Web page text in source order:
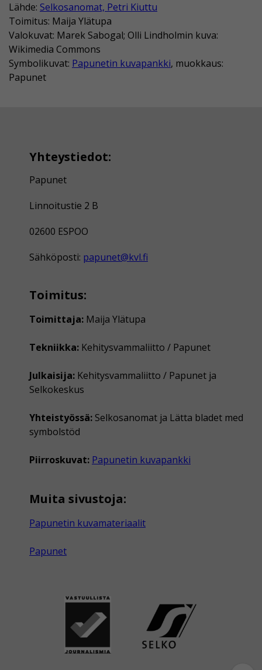
Lähde: Selkosanomat, Petri Kiuttu
Toimitus: Maija Ylätupa
Valokuvat: Marek Sabogal; Olli Lindholmin kuva:
Wikimedia Commons
Symbolikuvat: Papunetin kuvapankki, muokkaus:
Papunet
Yhteystiedot:
Papunet
Linnoitustie 2 B
02600 ESPOO
Sähköposti: papunet@kvl.fi
Toimitus:
Toimittaja: Maija Ylätupa
Tekniikka: Kehitysvammaliitto / Papunet
Julkaisija: Kehitysvammaliitto / Papunet ja
Selkokeskus
Yhteistyössä: Selkosanomat ja Lätta bladet med
symbolstöd
Piirroskuvat: Papunetin kuvapankki
Muita sivustoja:
Papunetin kuvamateriaalit
Papunet